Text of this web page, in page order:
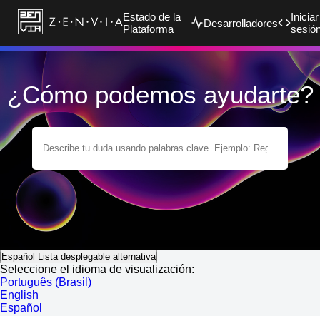
Estado de la
Plataforma
Desarrolladores
Iniciar
¿Cómo podemos ayudarte?
Español Lista desplegable alternativa
Seleccione el idioma de visualización:
Português (Brasil)
English
Español